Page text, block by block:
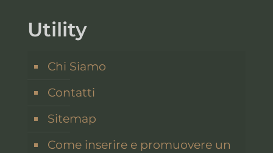
Utility
Chi Siamo
Contatti
Sitemap
Come inserire e promuovere un